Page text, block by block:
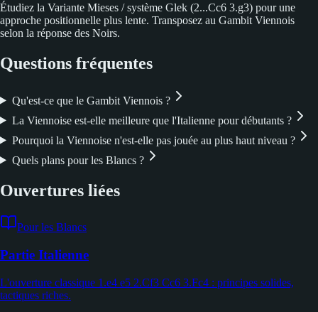
Étudiez la Variante Mieses / système Glek (2...Cc6 3.g3) pour une
approche positionnelle plus lente. Transposez au Gambit Viennois
selon la réponse des Noirs.
Questions fréquentes
Qu'est-ce que le Gambit Viennois ?
La Viennoise est-elle meilleure que l'Italienne pour débutants ?
Pourquoi la Viennoise n'est-elle pas jouée au plus haut niveau ?
Quels plans pour les Blancs ?
Ouvertures liées
Pour les Blancs
Partie Italienne
L'ouverture classique 1.e4 e5 2.Cf3 Cc6 3.Fc4 : principes solides,
tactiques riches.